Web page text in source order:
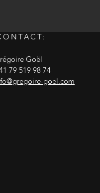
Goël
79 519 98 74
goel.com